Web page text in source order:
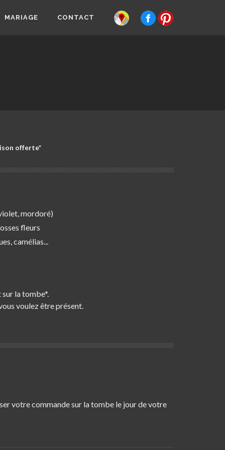
MARIAGE CONTACT
mordoré)
fleurs
camélias...
la tombe*.
voulez être présent.
votre commande sur la tombe le jour de votre